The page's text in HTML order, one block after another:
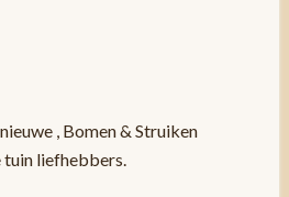
, Bomen & Struiken
liefhebbers.